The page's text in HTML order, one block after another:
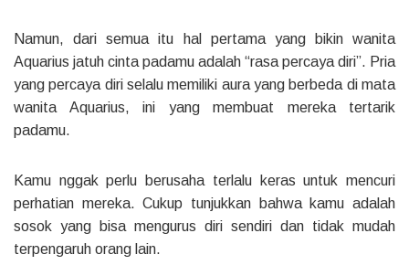
Namun, dari semua itu hal pertama yang bikin wanita
Aquarius jatuh cinta padamu adalah “rasa percaya diri”. Pria
yang percaya diri selalu memiliki aura yang berbeda di mata
wanita Aquarius, ini yang membuat mereka tertarik
padamu.
Kamu nggak perlu berusaha terlalu keras untuk mencuri
perhatian mereka. Cukup tunjukkan bahwa kamu adalah
sosok yang bisa mengurus diri sendiri dan tidak mudah
terpengaruh orang lain.